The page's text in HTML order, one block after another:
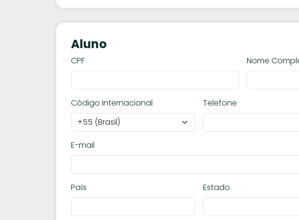
Aluno
CPF Nome
Código Internacional Telefone
E-mail
País Estado